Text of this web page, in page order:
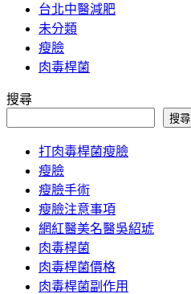
台北中醫減肥
未分類
瘦臉
肉毒桿菌
搜尋
搜尋
打肉毒桿菌瘦臉
瘦臉
瘦臉手術
瘦臉注意事項
網紅醫美名醫吳紹琥
肉毒桿菌
肉毒桿菌價格
肉毒桿菌副作用